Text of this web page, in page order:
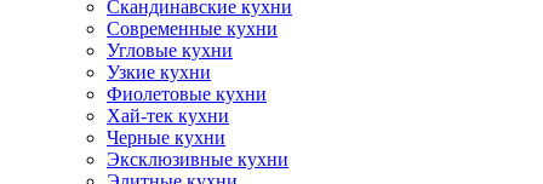
Скандинавские кухни
Современные кухни
Угловые кухни
Узкие кухни
Фиолетовые кухни
Хай-тек кухни
Черные кухни
Эксклюзивные кухни